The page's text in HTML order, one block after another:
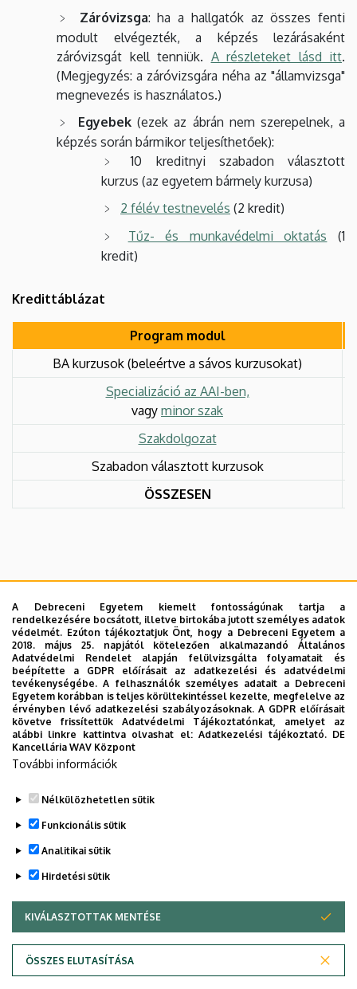
Záróvizsga: ha a hallgatók az összes fenti
modult elvégezték, a képzés lezárásaként
záróvizsgát kell tenniük. A részleteket lásd itt.
(Megjegyzés: a záróvizsgára néha az "államvizsga"
megnevezés is használatos.)
Egyebek(ezek az ábrán nem szerepelnek, a
képzés során bármikor teljesíthetőek):
10 kreditnyi szabadon választott
kurzus (az egyetem bármely kurzusa)
2 félév testnevelés (2 kredit)
Tűz- és munkavédelmi oktatás (1
kredit)
Kredittáblázat
Program modul
BA kurzusok (beleértve a sávos kurzusokat)
Specializáció az AAI-ben,
vagy minor szak
Szakdolgozat
Szabadon választott kurzusok
ÖSSZESEN
Aktuális információk és órarend
Legutóbbi frissítés: 2026. 03. 02. 13:41
Adatvédelem
A Debreceni Egyetem kiemelt fontosságúnak tartja a
rendelkezésére bocsátott, illetve birtokába jutott személyes adatok
védelmét. Ezúton tájékoztatjuk Önt, hogy a Debreceni Egyetem a
2018. május 25. napjától kötelezően alkalmazandó Általános
Adatvédelmi Rendelet alapján felülvizsgálta folyamatait és
beépítette a GDPR előírásait az adatkezelési és adatvédelmi
tevékenységébe. A felhasználók személyes adatait a Debreceni
Egyetem korábban is teljes körültekintéssel kezelte, megfelelve az
érvényben lévő adatkezelési szabályozásoknak. A GDPR előírásait
követve frissítettük Adatvédelmi Tájékoztatónkat, amelyet az
alábbi linkre kattintva olvashat el:Adatkezelési tájékoztató. DE
Kancellária WAV Központ
További információk
Nélkülözhetetlen sütik
Funkcionális sütik
Analitikai sütik
Hirdetési sütik
KIVÁLASZTOTTAK MENTÉSE
ÖSSZES ELUTASÍTÁSA
WITHDRAW CONSENT